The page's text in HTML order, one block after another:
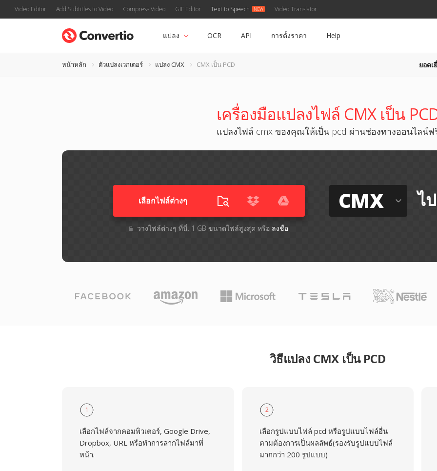
Video Editor Add Subtitles to Video Compress Video GIF Editor Text to Speech Video Translator
แปลง OCR API การตั้งราคา Help
หน้าหลัก ตัวแปลงเวกเตอร์ แปลง CMX CMX เป็น PCD ยอดเ
เครื่องมือแปลงไฟล์ CMX เป็น
แปลงไฟล์ cmx ของคุณให้เป็น pcd ผ่านช่องทางออนไลน์ฟ
เลือกไฟล์ต่างๆ​
วางไฟล์ต่างๆ​ ที่นี่. 1 GB ขนาดไฟล์สูงสุด หรือ ลงชื่อ
CMX ไ
วิธีแปลง CMX เป็น PCD
1
เลือกไฟล์จากคอมพิวเตอร์, Google Drive,
Dropbox, URL หรือทำการลากไฟล์มาที่
หน้า.
2
เลือกรูปแบบไฟล์ pcd หรือรูปแบบไฟล์อื่น
ตามต้องการเป็นผลลัพธ์(รองรับรูปแบบไฟล์
มากกว่า 200 รูปแบบ)